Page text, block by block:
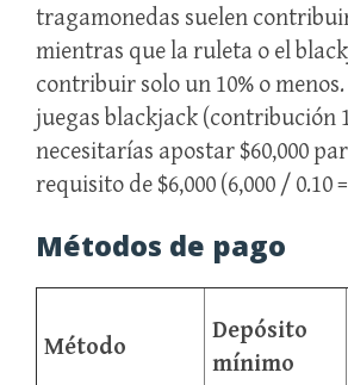
tragamonedas suelen
mientras que la ruleta o el
contribuir solo un 10% o
juegas blackjack (contribución
necesitarías apostar $60,000
requisito de $6,000 (6,000 / 0.10
Métodos de pago
Método
Depósito
mínimo